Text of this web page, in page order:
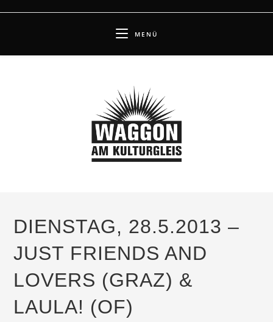
MENÜ
DIENSTAG, 28.5.2013 –
JUST FRIENDS AND
LOVERS (GRAZ) &
LAULA! (OF)